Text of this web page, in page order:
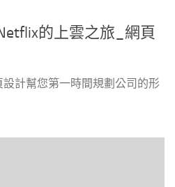
的上雲之旅_網頁
計幫您第一時間規劃公司的形